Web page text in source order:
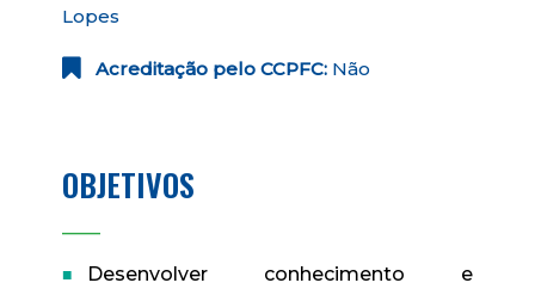
Lopes
Acreditação pelo CCPFC: Não
OBJETIVOS
____
Desenvolver conhecimento e